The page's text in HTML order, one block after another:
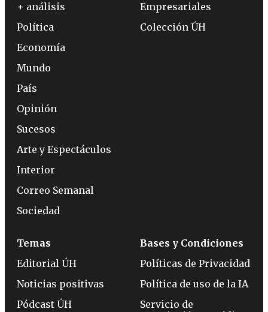
+ análisis
Política
Economía
Mundo
País
Opinión
Sucesos
Arte y Espectáculos
Interior
Correo Semanal
Sociedad
Empresariales
Colección ÚH
Temas
Editorial ÚH
Noticias positivas
Pódcast ÚH
Bases y Condiciones
Políticas de Privacidad
Política de uso de la IA
Servicio de